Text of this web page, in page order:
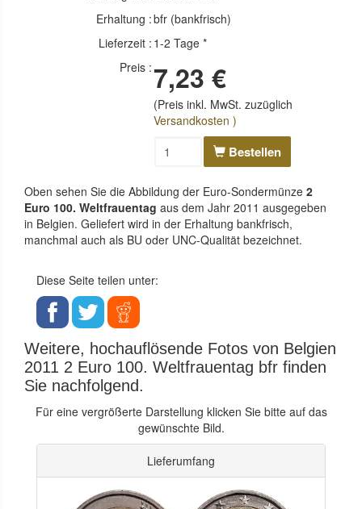
Erhaltung :bfr (bankfrisch)
Lieferzeit : 1-2 Tage *
Preis : 7,23 €
(Preis inkl. MwSt. zuzüglich
Versandkosten )
Bestellen
Oben sehen Sie die Abbildung der Euro-Sondermünze 2
Euro 100. Weltfrauentag aus dem Jahr 2011 ausgegeben
in Belgien. Geliefert wird in der Erhaltung bankfrisch,
manchmal auch als BU oder UNC-Qualität bezeichnet.
Diese Seite teilen unter:
Weitere, hochauflösende Fotos von Belgien
2011 2 Euro 100. Weltfrauentag bfr finden
Sie nachfolgend.
Für eine vergrößerte Darstellung klicken Sie bitte auf das
gewünschte Bild.
Lieferumfang